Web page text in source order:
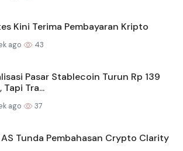
Kini Terima Pembayaran Kripto
ago 43
Pasar Stablecoin Turun Rp 139
Tapi Tra...
ago 37
Tunda Pembahasan Crypto Clarity